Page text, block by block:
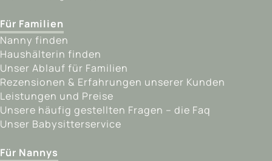
Für Familien
Nanny finden
Haushälterin finden
Unser Ablauf für Familien
Rezensionen & Erfahrungen unserer Kunden
Leistungen und Preise
Unsere häufig gestellten Fragen – die Faq
Unser Babysitterservice
Für Nannys